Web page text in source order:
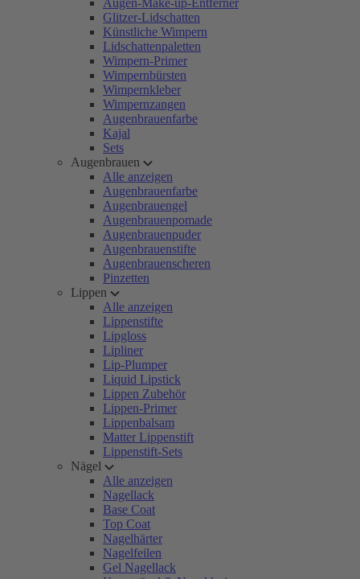
Augen-Make-up-Entferner
Glitzer-Lidschatten
Künstliche Wimpern
Lidschattenpaletten
Wimpern-Primer
Wimpernbürsten
Wimpernkleber
Wimpernzangen
Augenbrauenfarbe
Kajal
Sets
Augenbrauen
Alle anzeigen
Augenbrauenfarbe
Augenbrauengel
Augenbrauenpomade
Augenbrauenpuder
Augenbrauenstifte
Augenbrauenscheren
Pinzetten
Lippen
Alle anzeigen
Lippenstifte
Lipgloss
Lipliner
Lip-Plumper
Liquid Lipstick
Lippen Zubehör
Lippen-Primer
Lippenbalsam
Matter Lippenstift
Lippenstift-Sets
Nägel
Alle anzeigen
Nagellack
Base Coat
Top Coat
Nagelhärter
Nagelfeilen
Gel Nagellack